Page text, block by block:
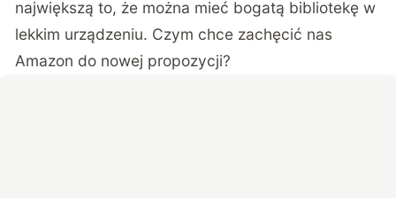
największą to, że można mieć bogatą bibliotekę w
lekkim urządzeniu. Czym chce zachęcić nas
Amazon do nowej propozycji?